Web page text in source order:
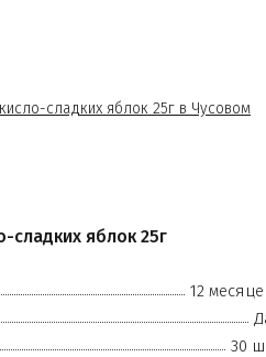
сладких яблок 25г
12
30